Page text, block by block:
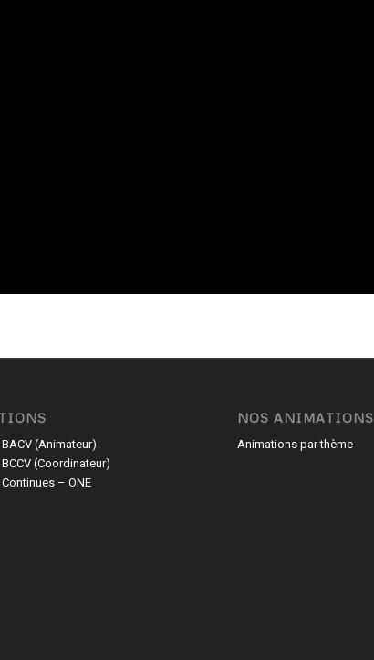
(Animateur)
(Coordinateur)
– ONE
NOS ANIMATIONS
Animations par thème